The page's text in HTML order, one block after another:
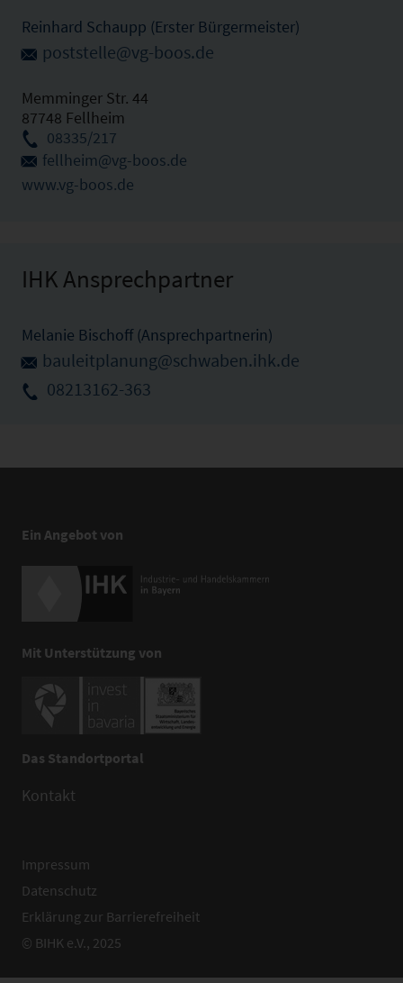
Reinhard Schaupp (Erster Bürgermeister)
poststelle@vg-boos.de
Memminger Str. 44
87748 Fellheim
08335/217
fellheim@vg-boos.de
www.vg-boos.de
IHK Ansprechpartner
Melanie Bischoff (Ansprechpartnerin)
bauleitplanung@schwaben.ihk.de
08213162-363
Ein Angebot von
Mit Unterstützung von
Das Standortportal
Kontakt
Impressum
Datenschutz
Erklärung zur Barrierefreiheit
© BIHK e.V., 2025